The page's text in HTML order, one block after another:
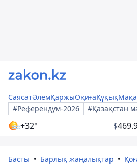
СаясатӘлемҚаржыОқиғаҚұқық
#Референдум-2026
#Қазақстан
+32° $
Басты Барлық жаңалықтар